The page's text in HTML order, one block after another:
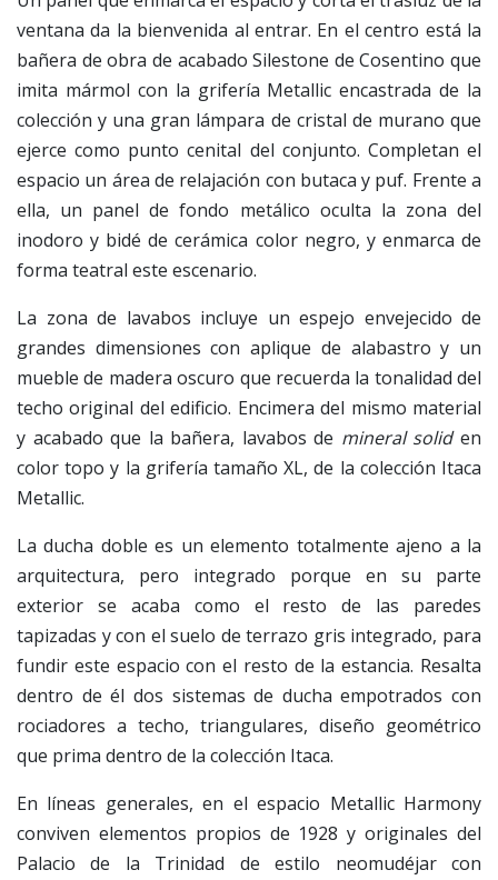
ventana da la bienvenida al entrar. En el centro está la
bañera de obra de acabado Silestone de Cosentino que
imita mármol con la grifería Metallic encastrada de la
colección y una gran lámpara de cristal de murano que
ejerce como punto cenital del conjunto. Completan el
espacio un área de relajación con butaca y puf. Frente a
ella, un panel de fondo metálico oculta la zona del
inodoro y bidé de cerámica color negro, y enmarca de
forma teatral este escenario.
La zona de lavabos incluye un espejo envejecido de
grandes dimensiones con aplique de alabastro y un
mueble de madera oscuro que recuerda la tonalidad del
techo original del edificio. Encimera del mismo material
y acabado que la bañera, lavabos de mineral soliden
color topo y la grifería tamaño XL, de la colección Itaca
Metallic.
La ducha doble es un elemento totalmente ajeno a la
arquitectura, pero integrado porque en su parte
exterior se acaba como el resto de las paredes
tapizadas y con el suelo de terrazo gris integrado, para
fundir este espacio con el resto de la estancia. Resalta
dentro de él dos sistemas de ducha empotrados con
rociadores a techo, triangulares, diseño geométrico
que prima dentro de la colección Itaca.
En líneas generales, en el espacio Metallic Harmony
conviven elementos propios de 1928 y originales del
Palacio de la Trinidad de estilo neomudéjar con